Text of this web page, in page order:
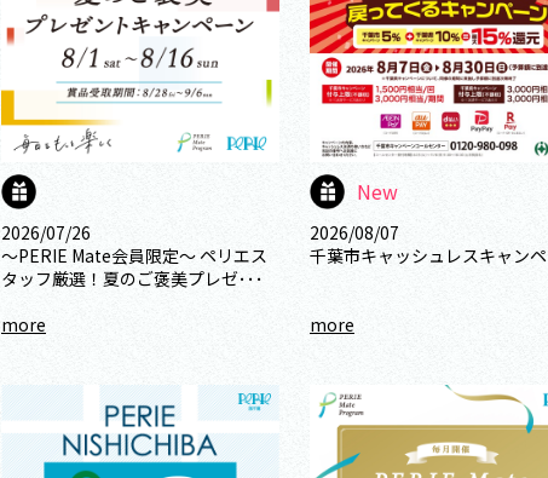
2026/07/26
～PERIE Mate会員限定〜 ペリエス
タッフ厳選！夏のご褒美プレゼ･･･
more
New
2026/08/07
千葉市キャッシュレスキャン
more